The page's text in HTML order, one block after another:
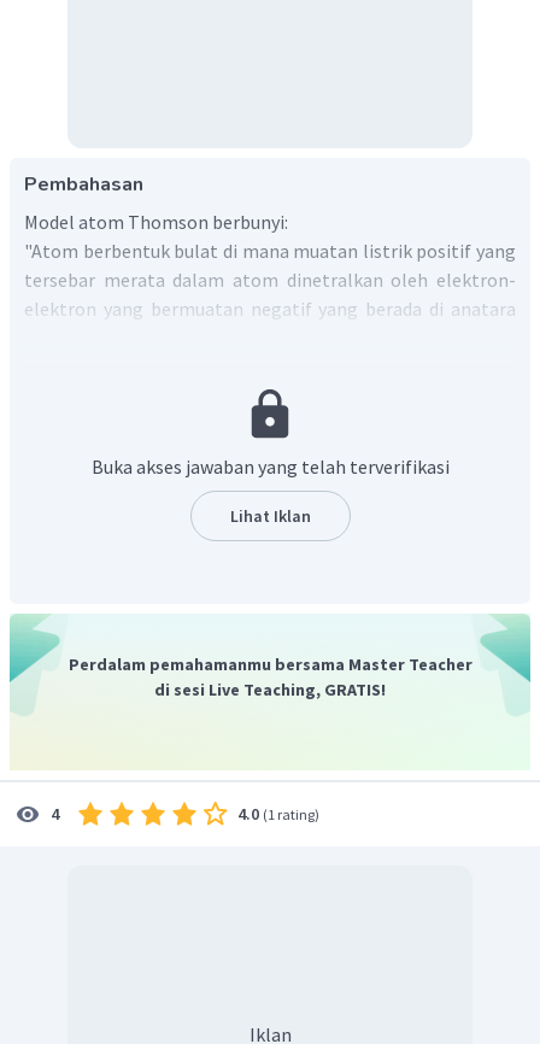
Pembahasan
Model atom Thomson berbunyi:
"Atom berbentuk bulat di mana muatan listrik positif yang
tersebar merata dalam atom dinetralkan oleh elektron-
elektron yang bermuatan negatif yang berada di anatara
Jadi, jawaban yang benar adalah C
Buka akses jawaban yang telah terverifikasi
Lihat Iklan
Perdalam pemahamanmu bersama Master Teacher
di sesi Live Teaching, GRATIS!
4 4.0 (1 rating)
Iklan